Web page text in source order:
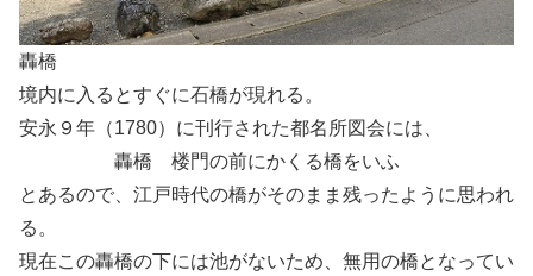
轟橋
境内に入るとすぐに石橋が現れる。
安永９年（1780）に刊行された都名所図会には、
轟橋 楼門の前にかくる橋をいふ
とあるので、江戸時代の橋がそのまま残ったように思われ
る。
現在この轟橋の下には池がないため、無用の橋となってい